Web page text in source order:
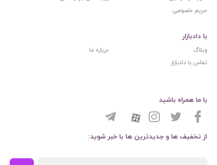
حریم خصوصی
با دادبازار
وبلاگ
درباره ما
تماس با دادبازار
از تخفیف ها و جدیدترین ها با خبر شوید:
با ما همراه باشید